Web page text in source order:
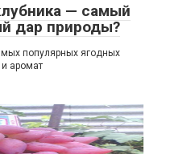
— самый
дар природы?
популярных ягодных
аромат